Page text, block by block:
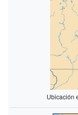
Ubicación